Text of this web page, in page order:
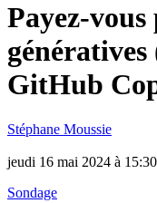
Payez-
GitHub
Stéphane Moussie
jeudi 16 mai 2024 à 15:30
Sondage